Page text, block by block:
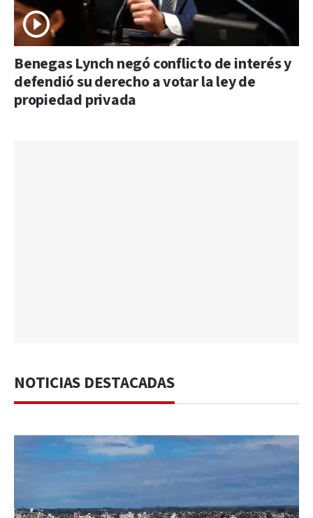
Benegas Lynch negó conflicto de interés y
defendió su derecho a votar la ley de
propiedad privada
NOTICIAS DESTACADAS